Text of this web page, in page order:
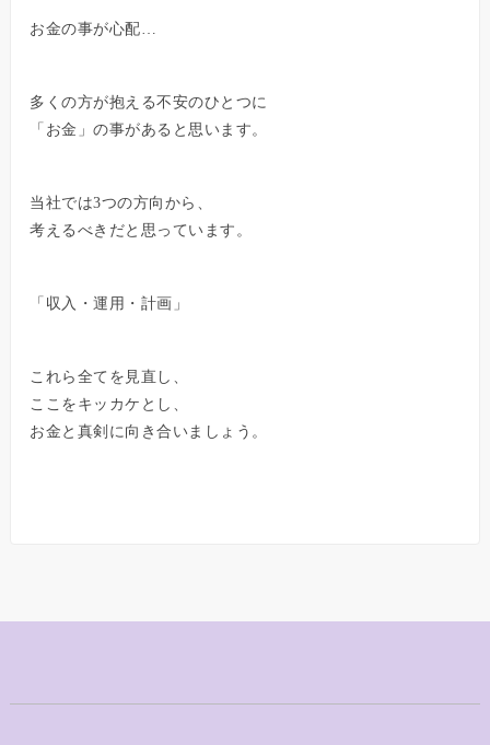
お金の事が心配…
多くの方が抱える不安のひとつに
「お金」の事があると思います。
当社では3つの方向から、
考えるべきだと思っています。
「収入・運用・計画」
これら全てを見直し、
ここをキッカケとし、
お金と真剣に向き合いましょう。